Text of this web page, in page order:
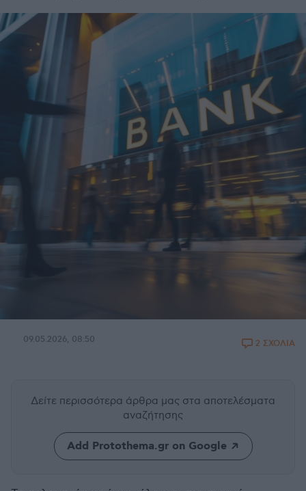
09.05.2026, 08:50 2 ΣΧΟΛΙΑ
Δείτε περισσότερα άρθρα μας στα αποτελέσματα
αναζήτησης
Add Protothema.gr on Google